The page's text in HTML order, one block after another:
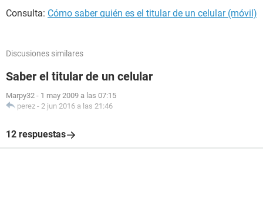
Consulta: Cómo saber quién es el titular de un celular (móvil)
Discusiones similares
Saber el titular de un celular
Marpy32 - 1 may 2009 a las 07:15
perez - 2 jun 2016 a las 21:46
12 respuestas